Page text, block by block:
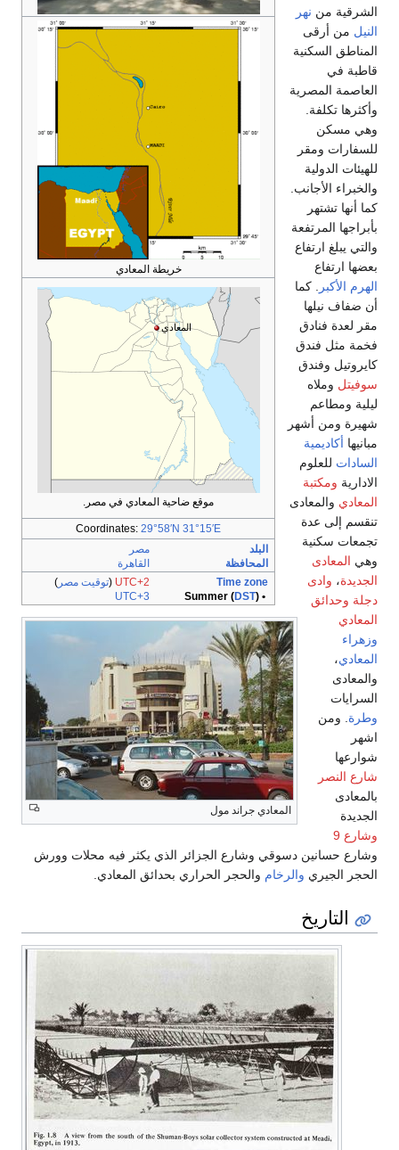
خريطة المعادي
المعادي
موقع ضاحية المعادي في مصر.
Coordinates: 29°58′N 31°15′E
البلد
مصر
المحافظة
القاهرة
Time zone
UTC+2
(توقيت مصر)
• Summer (
DST)
UTC+3
المعادي جراند مول
الشرقية من نهر
النيل من أرقى
المناطق السكنية
قاطبة في
العاصمة المصرية
وأكثرها تكلفة.
وهي مسكن
للسفارات ومقر
للهيئات الدولية
والخبراء الأجانب.
كما أنها تشتهر
بأبراجها المرتفعة
والتي يبلغ ارتفاع
بعضها ارتفاع
الهرم الأكبر
. كما
أن ضفاف نيلها
مقر لعدة فنادق
فخمة مثل فندق
كايروتيل وفندق
سوفيتل وملاه
ليلية ومطاعم
شهيرة ومن أشهر
مبانيها أكاديمية
السادات للعلوم
الادارية ومكتبة
المعادي والمعادى
تنقسم إلى عدة
تجمعات سكنية
وهي المعادى
الجديدة، وادى
دجلة وحدائق
المعادي
وزهراء
المعادي،
والمعادى
السرايات
وطرة . ومن
اشهر
شوارعها
شارع النصر
بالمعادى
الجديدة
وشارع 9
وشارع حسانين دسوقي وشارع الجزائر الذي يكثر فيه محلات وورش
الحجر الجيري والرخام والحجر الحراري بحدائق المعادي.
التاريخ